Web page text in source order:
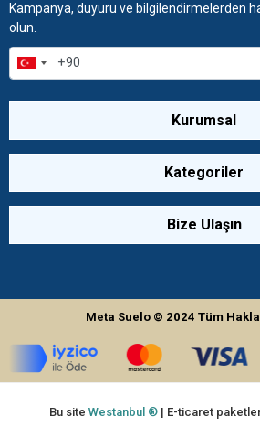
Kampanya, duyuru ve bilgilendirmelerden
olun.
Kurumsal
Kategoriler
Bize Ulaşın
Meta Suelo © 2024Tüm
Bu siteWestanbul ® | E-ticaret